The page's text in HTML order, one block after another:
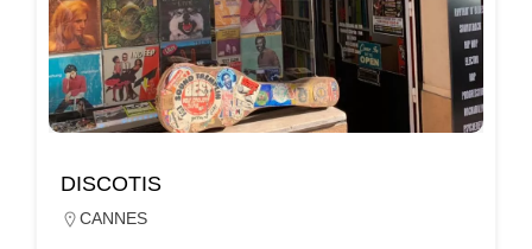
DISCOTIS
CANNES